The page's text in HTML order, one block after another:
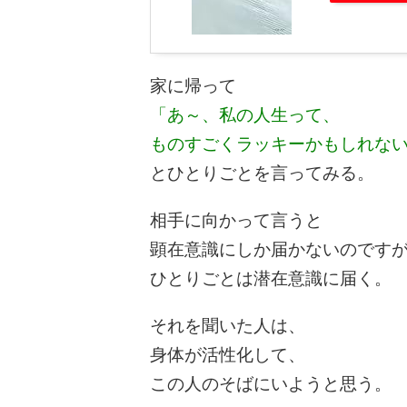
家に帰って
「あ～、私の人生って、
ものすごくラッキーかもしれない
とひとりごとを言ってみる。
相手に向かって言うと
顕在意識にしか届かないのですが
ひとりごとは潜在意識に届く。
それを聞いた人は、
身体が活性化して、
この人のそばにいようと思う。